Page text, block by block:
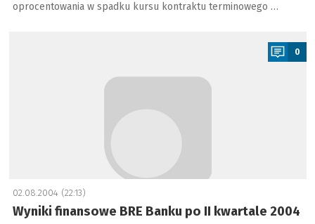
oprocentowania w spadku kursu kontraktu terminowego …
0
02.08.2004 (22:13)
Wyniki finansowe BRE Banku po II kwartale 2004